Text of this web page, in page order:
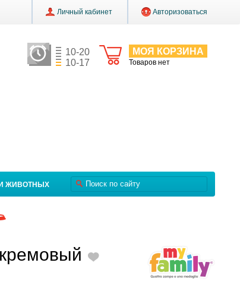
Личный кабинет Авторизоваться
МОЯ КОРЗИНА
Товаров нет
10-20
10-17
ЖИВОТНЫХ